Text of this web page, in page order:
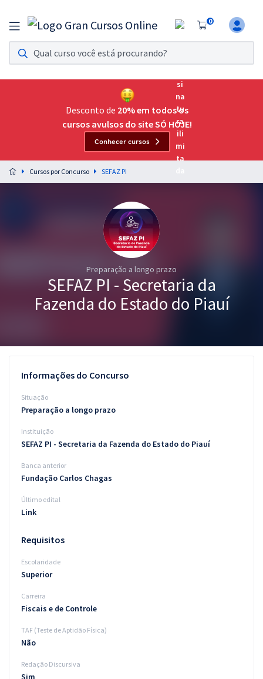
0
Assinatura Ilimitada 11
Acesso a todos os cursos. Teste grátis por 7 dias!
Assinatura OAB Até Passar
Acesso ilimitado a toda preparação para o Exame da
Preparação completa e intensiva para as principais
residências em saúde do Brasil
Graduação
Conteúdo gratuito
Blog
Desconto de 20% em todos os
cursos avulsos do site SÓ HOJE!
Conhecer cursos
Cursos por Concurso SEFAZ PI
Preparação a longo prazo
SEFAZ PI - Secretaria da
Fazenda do Estado do Piauí
Informações do Concurso
Situação
Preparação a longo prazo
Instituição
SEFAZ PI - Secretaria da Fazenda do Estado do Piauí
Banca anterior
Fundação Carlos Chagas
Último edital
Link
Requisitos
Escolaridade
Superior
Carreira
Fiscais e de Controle
TAF (Teste de Aptidão Física)
Não
Redação Discursiva
Sim